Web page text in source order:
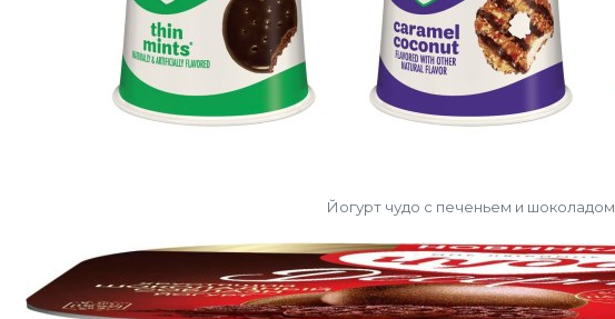
Йогурт чудо с печеньем и шоколадом